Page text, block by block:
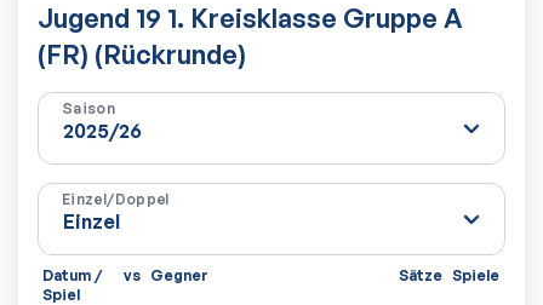
Jugend 19 1. Kreisklasse Gruppe A
(FR) (Rückrunde)
Saison
Einzel/Doppel
Datum /
Spiel
vs Gegner Sätze Spiele